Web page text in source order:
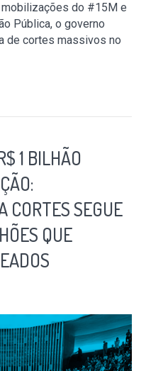
do #15M e
Pública, o governo
de cortes massivos no
1 BILHÃO
CORTES SEGUE
QUE